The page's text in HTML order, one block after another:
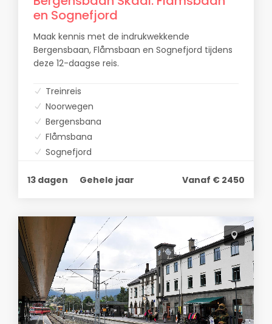
en Sognefjord
Maak kennis met de indrukwekkende
Bergensbaan, Flåmsbaan en Sognefjord tijdens
deze 12-daagse reis.
Treinreis
Noorwegen
Bergensbana
Flåmsbana
Sognefjord
13 dagen Gehele jaar Vanaf € 2450